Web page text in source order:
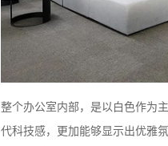
整个办公室内部，是以白色作为
代科技感，更加能够显示出优雅